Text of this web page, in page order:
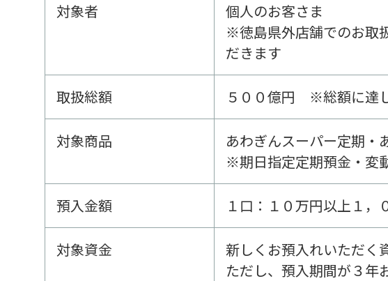
対象者
個人のお客さま
※徳島県外店舗でのお取
だきます
取扱総額 ５００億円 ※総額に達
対象商品
あわぎんスーパー定期・
※期日指定定期預金・変
預入金額 １口：１０万円以上１，
対象資金
新しくお預入れいただく
ただし、預入期間が３年